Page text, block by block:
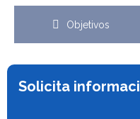
Objetivos
Solicita